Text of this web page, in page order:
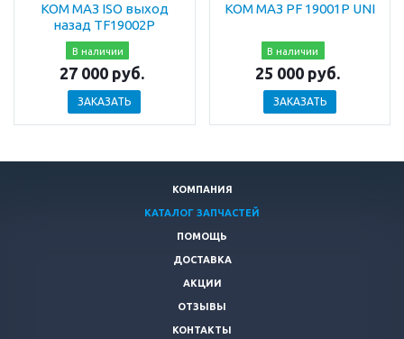
КОМ МАЗ ISO выход
назад TF19002P
В наличии
27 000 руб.
ЗАКАЗАТЬ
КОМ МАЗ PF 19001P UNI
В наличии
25 000 руб.
ЗАКАЗАТЬ
КОМПАНИЯ
КАТАЛОГ ЗАПЧАСТЕЙ
ПОМОЩЬ
ДОСТАВКА
АКЦИИ
ОТЗЫВЫ
КОНТАКТЫ